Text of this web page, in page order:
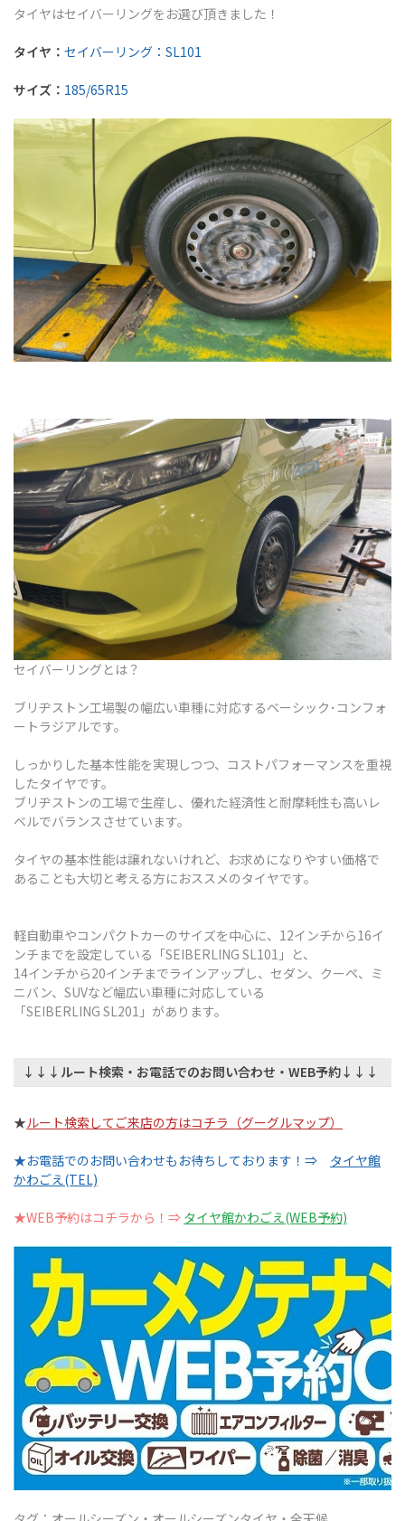
タイヤはセイバーリングをお選び頂きました！
タイヤ： セイバーリング：SL101
サイズ： 185/65R15
セイバーリングとは？
ブリヂストン工場製の幅広い車種に対応するベーシック･コンフォ
ートラジアルです。
しっかりした基本性能を実現しつつ、コストパフォーマンスを重視
したタイヤです。
ブリヂストンの工場で生産し、優れた経済性と耐摩耗性も高いレ
ベルでバランスさせています。
タイヤの基本性能は譲れないけれど、お求めになりやすい価格で
あることも大切と考える方におススメのタイヤです。
軽自動車やコンパクトカーのサイズを中心に、12インチから16イ
ンチまでを設定している「SEIBERLING SL101」と、
14インチから20インチまでラインアップし、セダン、クーペ、ミ
ニバン、SUVなど幅広い車種に対応している
「SEIBERLING SL201」があります。
↓↓↓ルート検索・お電話でのお問い合わせ・WEB予約↓↓↓
★ルート検索してご来店の方はコチラ（グーグルマップ）
★お電話でのお問い合わせもお待ちしております！⇒
タイヤ館
かわごえ(TEL)
★WEB予約はコチラから！⇒ タイヤ館かわごえ(WEB予約)